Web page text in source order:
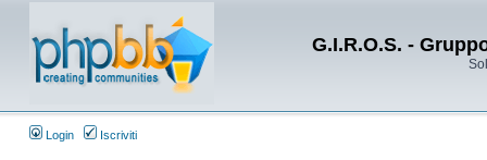
G.I.R.O.S. -
Login Iscriviti